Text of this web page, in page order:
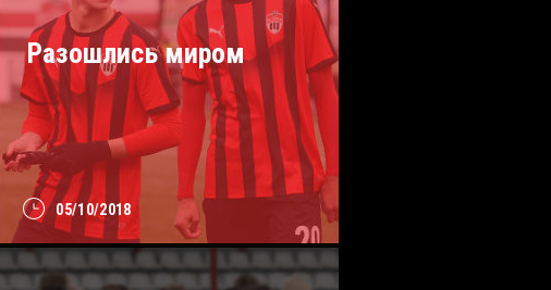
05/10/2018
Разошлись миром